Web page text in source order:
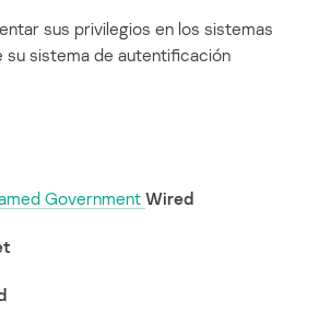
sus privilegios en los sistemas
sistema de autentificación
Government Wired